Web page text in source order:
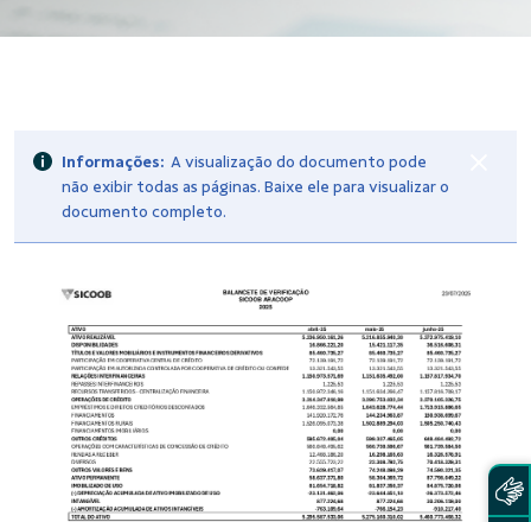
Informações: A visualização do documento pode
não exibir todas as páginas. Baixe ele para visualizar o
documento completo.